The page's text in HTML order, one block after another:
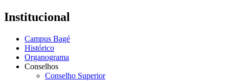
Institucional
Campus Bagé
Histórico
Organograma
Conselhos
Conselho Superior